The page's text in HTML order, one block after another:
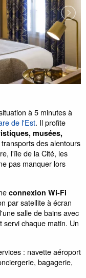
à 5 minutes à
de l'Est. Il profite
musées,
des alentours
l'île de la Cité, les
pas manquer lors
connexion Wi-Fi
par satellite à écran
salle de bains avec
servi chaque matin. Un
: navette aéroport
bagagerie,